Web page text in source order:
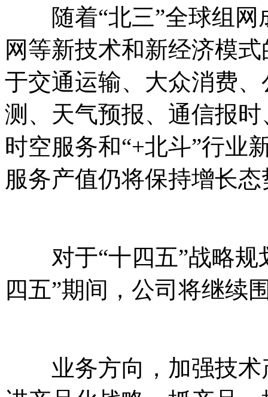
随着“北三”全球组网
网等新技术和新经济模
于交通运输、大众消费
测、天气预报、通信报
时空服务和“+北斗”行业
服务产值仍将保持增长态
对于“十四五”战略规
四五”期间，公司将继续
业务方向，加强技术